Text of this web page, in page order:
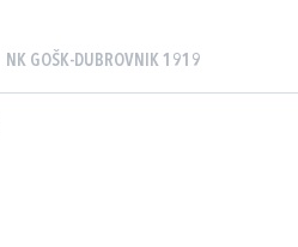
NK GOŠK-DUBROVNIK 1919